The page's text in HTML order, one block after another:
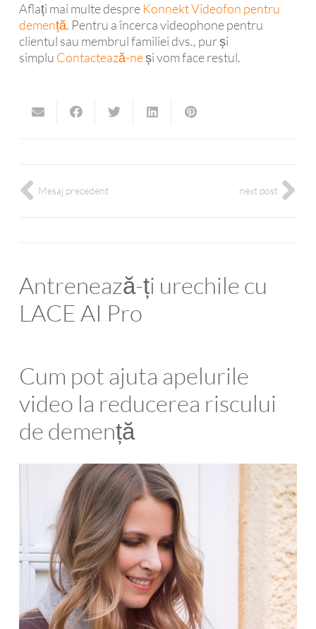
Aflați mai multe despre Konnekt Videofon pentru
demență. Pentru a încerca videophone pentru
clientul sau membrul familiei dvs., pur și
simplu Contactează-neși vom face restul.
Mesaj precedent next post
Antrenează-ți urechile cu
LACE AI Pro
Cum pot ajuta apelurile
video la reducerea riscului
de demență